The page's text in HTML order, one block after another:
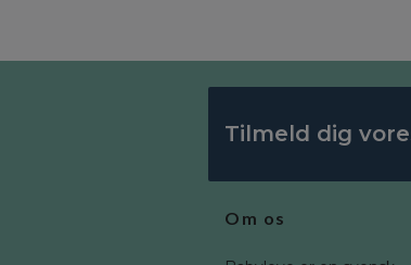
Tilmeld dig
Om os